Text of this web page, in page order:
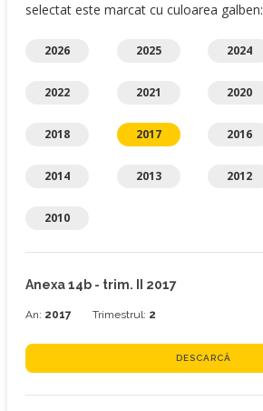
selectat este marcat cu culoarea galben:
2026 2025 2024
2022 2021 2020
2018 2017 2016
2014 2013 2012
2010
Anexa 14b - trim. II 2017
An: 2017 Trimestrul: 2
DESCARCĂ